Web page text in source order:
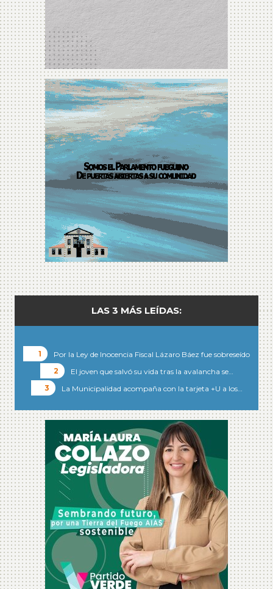
LAS 3 MÁS LEÍDAS:
Por la Ley de Inocencia Fiscal Lázaro Báez fue sobreseído
El joven que salvó su vida tras la avalancha se…
La Municipalidad acompaña con la tarjeta +U a los…